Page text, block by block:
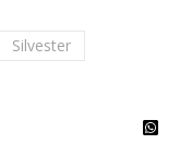
Silvester